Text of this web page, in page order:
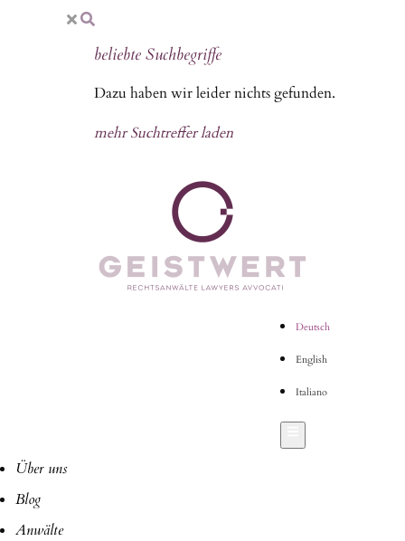
beliebte Suchbegriffe
Dazu haben wir leider nichts gefunden.
mehr Suchtreffer laden
Deutsch
English
Italiano
Über uns
Blog
Anwälte